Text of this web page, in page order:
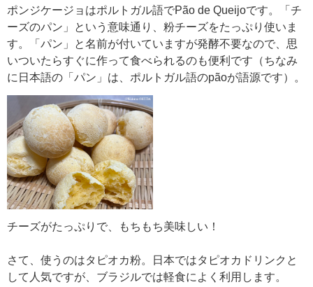
ポンジケージョはポルトガル語でPão de Queijoです。「チ
ーズのパン」という意味通り、粉チーズをたっぷり使いま
す。「パン」と名前が付いていますが発酵不要なので、思
いついたらすぐに作って食べられるのも便利です（ちなみ
に日本語の「パン」は、ポルトガル語のpãoが語源です）。
チーズがたっぷりで、もちもち美味しい！
さて、使うのはタピオカ粉。日本ではタピオカドリンクと
して人気ですが、ブラジルでは軽食によく利用します。